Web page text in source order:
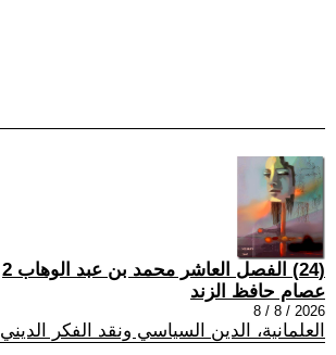
(24) الفصل العاشر محمد بن عبد الوهاب 2
عصام حافظ الزند
2026 / 8 / 8
العلمانية، الدين السياسي ونقد الفكر الديني